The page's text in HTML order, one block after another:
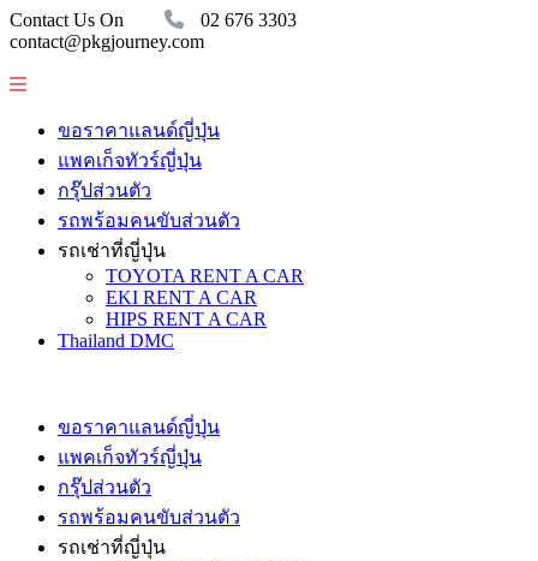
Contact Us On
02 676 3303
contact@pkgjourney.com
ขอราคาแลนด์ญี่ปุ่น
แพคเก็จทัวร์ญี่ปุ่น
กรุ๊ปส่วนตัว
รถพร้อมคนขับส่วนตัว
รถเช่าที่ญี่ปุ่น
TOYOTA RENT A CAR
EKI RENT A CAR
HIPS RENT A CAR
Thailand DMC
ขอราคาแลนด์ญี่ปุ่น
แพคเก็จทัวร์ญี่ปุ่น
กรุ๊ปส่วนตัว
รถพร้อมคนขับส่วนตัว
รถเช่าที่ญี่ปุ่น